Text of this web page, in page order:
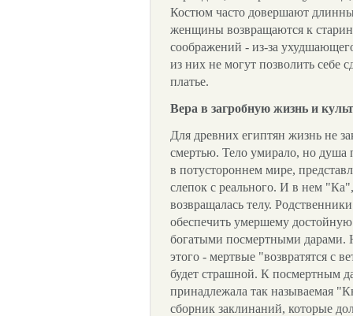
Костюм часто довершают
женщины возвращаются к
соображений - из-за
из них не могут позволить себе
платье.
Вера в загробную жизнь и
Для древних египтян жизнь не
смертью. Тело умирало, но душа
в потустороннем мире,
слепок с реального. И в нем
возвращалась телу.
обеспечить умершему
богатыми посмертными дарами.
этого - мертвые "возвратятся с
будет страшной. К посмертным
принадлежала так называемая
сборник заклинаний, которые